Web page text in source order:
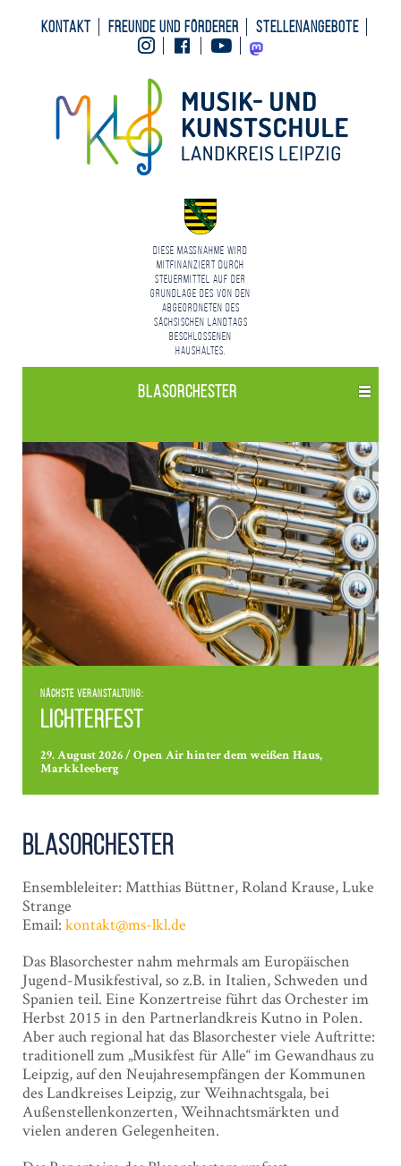
Kontakt Freunde und Förderer
Stellenangebote
InstagramFacebookYoutubeMastodon
Diese Maßnahme wird
mitfinanziert durch
Steuermittel auf der
Grundlage des von den
Abgeordneten des
Sächsischen Landtags
beschlossenen
Haushaltes.
Blasorchester
Nächste Veranstaltung:
Lichterfest
29. August 2026 / Open Air hinter dem weißen Haus,
Markkleeberg
Blasorchester
Ensembleleiter: Matthias Büttner, Roland Krause, Luke
Strange
Email: kontakt@ms-lkl.de
Das Blasorchester nahm mehrmals am Europäischen
Jugend-Musikfestival, so z.B. in Italien, Schweden und
Spanien teil. Eine Konzertreise führt das Orchester im
Herbst 2015 in den Partnerlandkreis Kutno in Polen.
Aber auch regional hat das Blasorchester viele Auftritte:
traditionell zum „Musikfest für Alle“ im Gewandhaus zu
Leipzig, auf den Neujahresempfängen der Kommunen
des Landkreises Leipzig, zur Weihnachtsgala, bei
Außenstellenkonzerten, Weihnachtsmärkten und
vielen anderen Gelegenheiten.